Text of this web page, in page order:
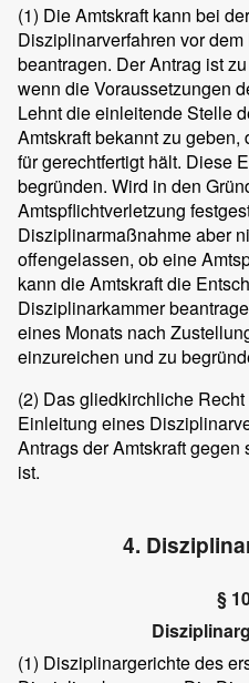
(1) Die Amtskraft kann bei
Disziplinarverfahren vor
beantragen. Der Antrag ist
wenn die Voraussetzungen
Lehnt die einleitende Stelle
Amtskraft bekannt zu
für gerechtfertigt hält. Diese
begründen. Wird in den
Amtspflichtverletzung
Disziplinarmaßnahme aber
offengelassen, ob eine
kann die Amtskraft die
Disziplinarkammer
eines Monats nach
einzureichen und zu
(2) Das gliedkirchliche
Einleitung eines
Antrags der Amtskraft
ist.
4.
§
(1) Disziplinargerichte des